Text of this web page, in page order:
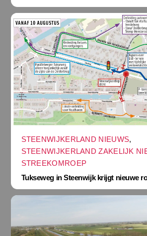
STEENWIJKERLAND NIEUWS,
STEENWIJKERLAND ZAKELIJK
STREEKOMROEP
Tukseweg in Steenwijk krijgt nieuwe